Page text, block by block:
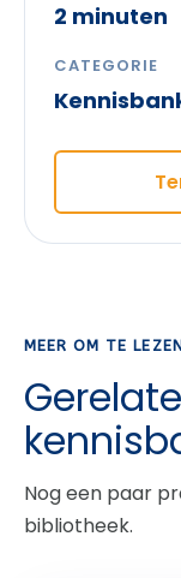
2 minuten
CATEGORIE
MEER OM TE
Nog een paar
bibliotheek.